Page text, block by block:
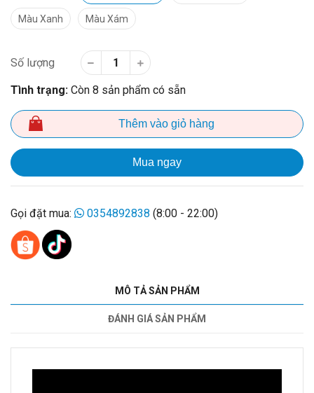
Màu Xanh Màu Xám
Số lượng
Tình trạng: Còn 8 sản phẩm có sẵn
Thêm vào giỏ hàng
Mua ngay
Gọi đặt mua: 0354892838 (8:00 - 22:00)
MÔ TẢ SẢN PHẨM
ĐÁNH GIÁ SẢN PHẨM